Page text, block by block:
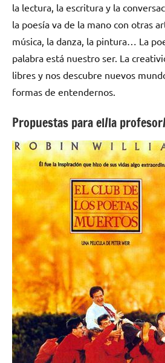
la lectura, la escritura y la
la poesía va de la mano con otras
música, la danza, la pintura… La
palabra está nuestro ser. La
libres y nos descubre nuevos
formas de entendernos.
Propuestas para el/la